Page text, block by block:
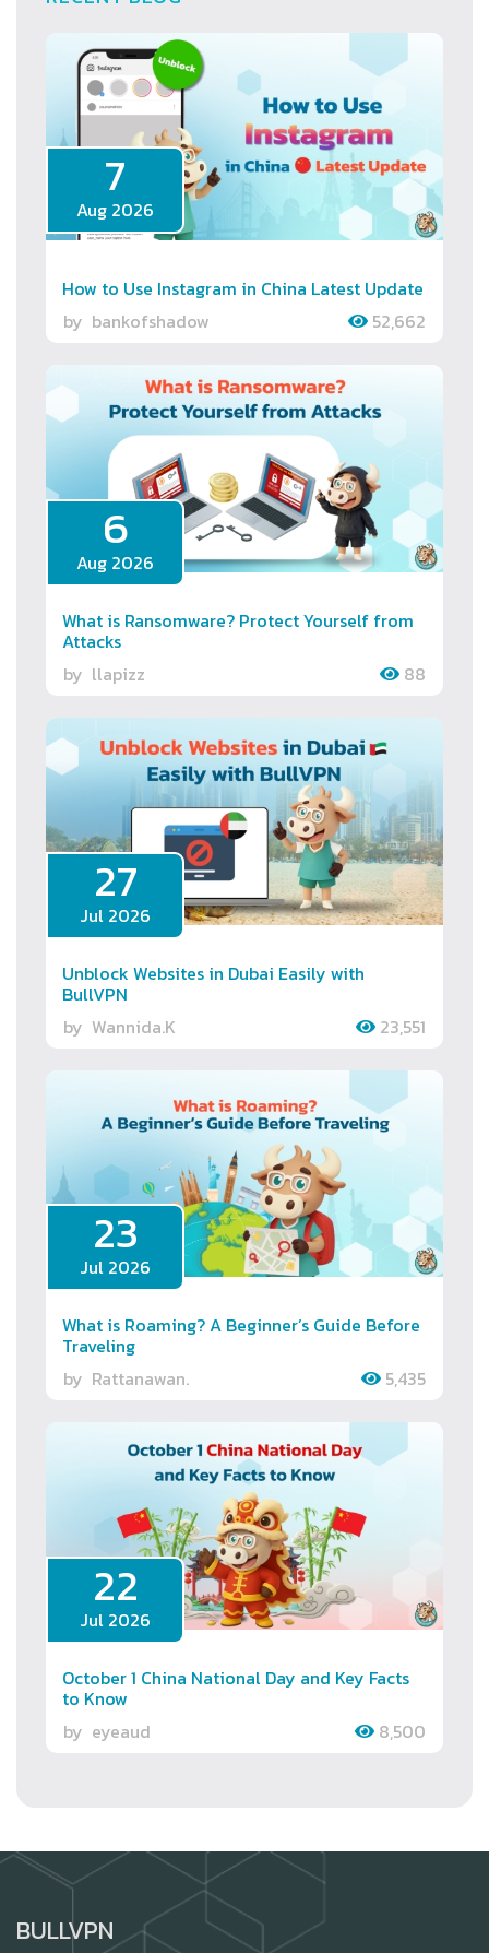
7
Aug 2026
How to Use Instagram in China Latest Update
by bankofshadow 52,662
6
Aug 2026
What is Ransomware? Protect Yourself from
Attacks
by llapizz 88
27
Jul 2026
Unblock Websites in Dubai Easily with
BullVPN
by Wannida.K 23,551
23
Jul 2026
What is Roaming? A Beginner’s Guide Before
Traveling
by Rattanawan. 5,435
22
Jul 2026
October 1 China National Day and Key Facts
to Know
by eyeaud 8,500
BULLVPN